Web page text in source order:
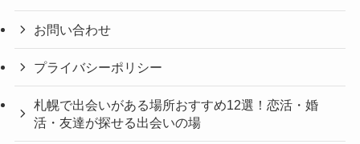
お問い合わせ
プライバシーポリシー
札幌で出会いがある場所おすすめ12選！恋活・婚
活・友達が探せる出会いの場